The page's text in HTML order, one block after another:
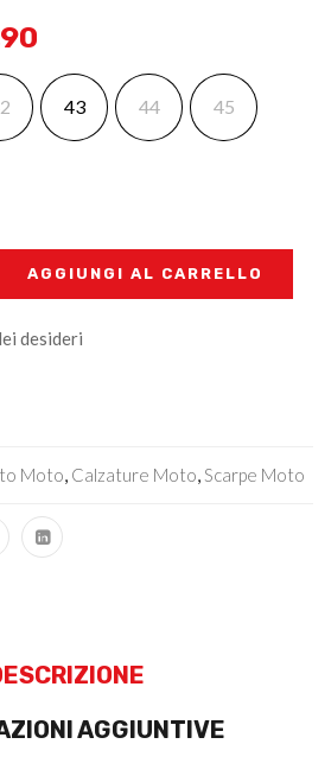
43 44 45
AGGIUNGI AL CARRELLO
desideri
Moto, Calzature Moto,Scarpe Moto
AGGIUNTIVE